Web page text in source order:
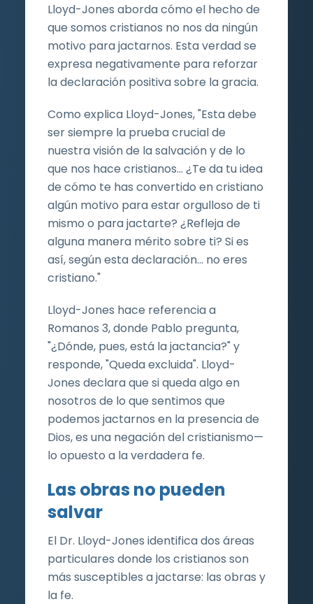
Lloyd-Jones aborda cómo el hecho de
que somos cristianos no nos da ningún
motivo para jactarnos. Esta verdad se
expresa negativamente para reforzar
la declaración positiva sobre la gracia.
Como explica Lloyd-Jones, "Esta debe
ser siempre la prueba crucial de
nuestra visión de la salvación y de lo
que nos hace cristianos... ¿Te da tu idea
de cómo te has convertido en cristiano
algún motivo para estar orgulloso de ti
mismo o para jactarte? ¿Refleja de
alguna manera mérito sobre ti? Si es
así, según esta declaración... no eres
cristiano."
Lloyd-Jones hace referencia a
Romanos 3, donde Pablo pregunta,
"¿Dónde, pues, está la jactancia?" y
responde, "Queda excluida". Lloyd-
Jones declara que si queda algo en
nosotros de lo que sentimos que
podemos jactarnos en la presencia de
Dios, es una negación del cristianismo—
lo opuesto a la verdadera fe.
Las obras no pueden
salvar
El Dr. Lloyd-Jones identifica dos áreas
particulares donde los cristianos son
más susceptibles a jactarse: las obras y
la fe.